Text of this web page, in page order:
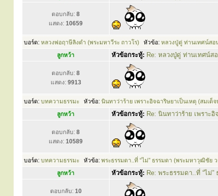
ตอบกลับ: 8
แสดง: 10659
บอร์ด: หลวงพ่อฤาษีลิงดำ (พระมหาวีระ ถาวโร) หัวข้อ: หลวงปู่ดู่ ท่านเทศน์สอ
ลูกหว้า
หัวข้อกระทู้: Re: หลวงปู่ดู่ ท่านเทศน์
ตอบกลับ: 8
แสดง: 9913
บอร์ด: บทความธรรมะ หัวข้อ: นินทาว่าร้าย เพราะอิจฉาริษยาเป็นเหตุ (สมเด็
ลูกหว้า
หัวข้อกระทู้: Re: นินทาว่าร้าย เพราะ
ตอบกลับ: 8
แสดง: 10589
บอร์ด: บทความธรรมะ หัวข้อ: พระธรรมดา..ที่ “ไม่” ธรรมดา (พระมหาวุฒิชัย
ลูกหว้า
หัวข้อกระทู้: Re: พระธรรมดา..ที่ “ไม่
ตอบกลับ: 10